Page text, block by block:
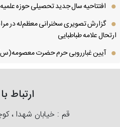
افتتاحیه سال جدید تحصیلی حوزه علمیه قم
گزارش تصویری سخنرانی معظم‌له در
علامه طباطبایی
آیین غبارروبی حرم حضرت معصومه(س)
ارتباط با
قم : خیابان شهدا ، كوچه 33 ، پلاك